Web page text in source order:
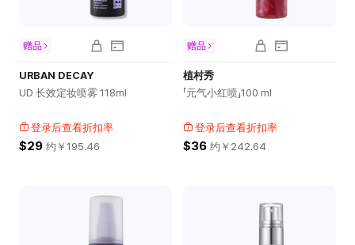
URBAN DECAY
UD 长效定妆喷雾 118ml
登录后查看折扣率
$29 约￥ 195.46
赠品
植村秀
「元气小红喷」100 ml
登录后查看折扣率
$36 约￥ 242.64
赠品